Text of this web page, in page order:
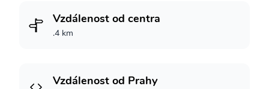
Vzdálenost od centra
.4 km
Vzdálenost od Prahy